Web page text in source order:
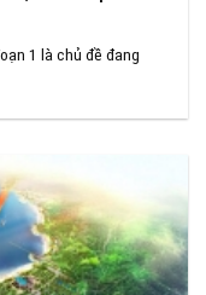
1 là chủ đề đang